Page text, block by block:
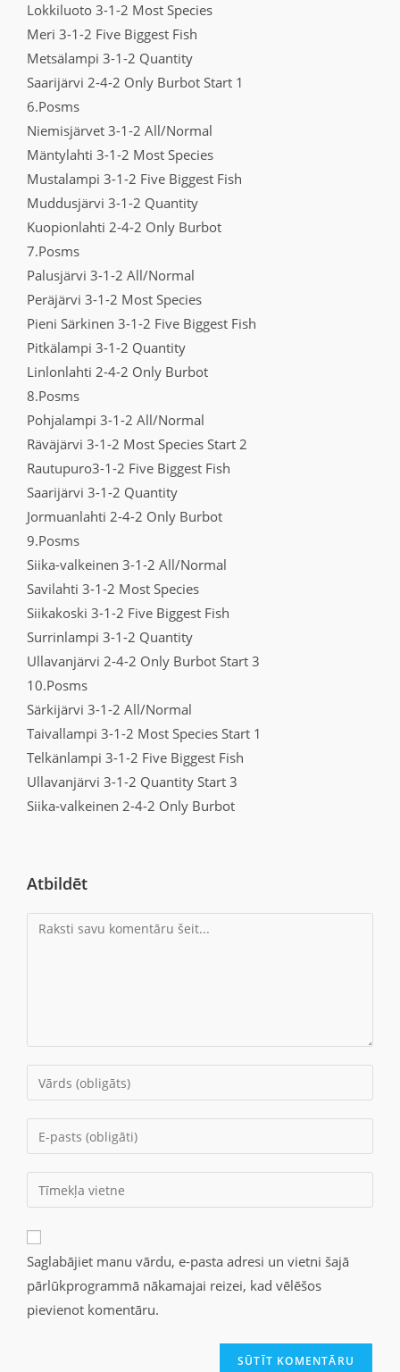
Lokkiluoto 3-1-2 Most Species
Meri 3-1-2 Five Biggest Fish
Metsälampi 3-1-2 Quantity
Saarijärvi 2-4-2 Only Burbot Start 1
6.Posms
Niemisjärvet 3-1-2 All/Normal
Mäntylahti 3-1-2 Most Species
Mustalampi 3-1-2 Five Biggest Fish
Muddusjärvi 3-1-2 Quantity
Kuopionlahti 2-4-2 Only Burbot
7.Posms
Palusjärvi 3-1-2 All/Normal
Peräjärvi 3-1-2 Most Species
Pieni Särkinen 3-1-2 Five Biggest Fish
Pitkälampi 3-1-2 Quantity
Linlonlahti 2-4-2 Only Burbot
8.Posms
Pohjalampi 3-1-2 All/Normal
Räväjärvi 3-1-2 Most Species Start 2
Rautupuro3-1-2 Five Biggest Fish
Saarijärvi 3-1-2 Quantity
Jormuanlahti 2-4-2 Only Burbot
9.Posms
Siika-valkeinen 3-1-2 All/Normal
Savilahti 3-1-2 Most Species
Siikakoski 3-1-2 Five Biggest Fish
Surrinlampi 3-1-2 Quantity
Ullavanjärvi 2-4-2 Only Burbot Start 3
10.Posms
Särkijärvi 3-1-2 All/Normal
Taivallampi 3-1-2 Most Species Start 1
Telkänlampi 3-1-2 Five Biggest Fish
Ullavanjärvi 3-1-2 Quantity Start 3
Siika-valkeinen 2-4-2 Only Burbot
Atbildēt
Saglabājiet manu vārdu, e-pasta adresi un vietni šajā
pārlūkprogrammā nākamajai reizei, kad vēlēšos
pievienot komentāru.